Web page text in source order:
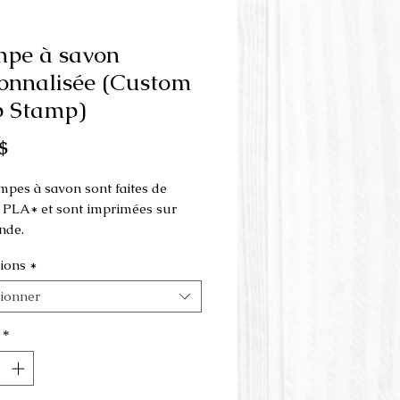
à savon
(Custom
Stamp)
Prix
à savon sont faites de
PLA* et sont imprimées sur
le produit suivant avec
votre image à
minimales et prix des
*
*